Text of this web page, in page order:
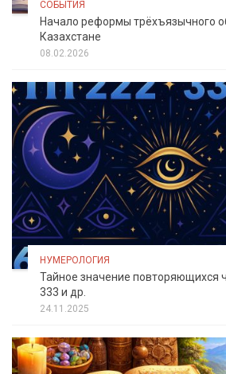
СОБЫТИЯ
Начало реформы трёхъязычного
Казахстане
08.02.2026
НУМЕРОЛОГИЯ
Тайное значение повторяющихся
333 и др.
24.11.2025